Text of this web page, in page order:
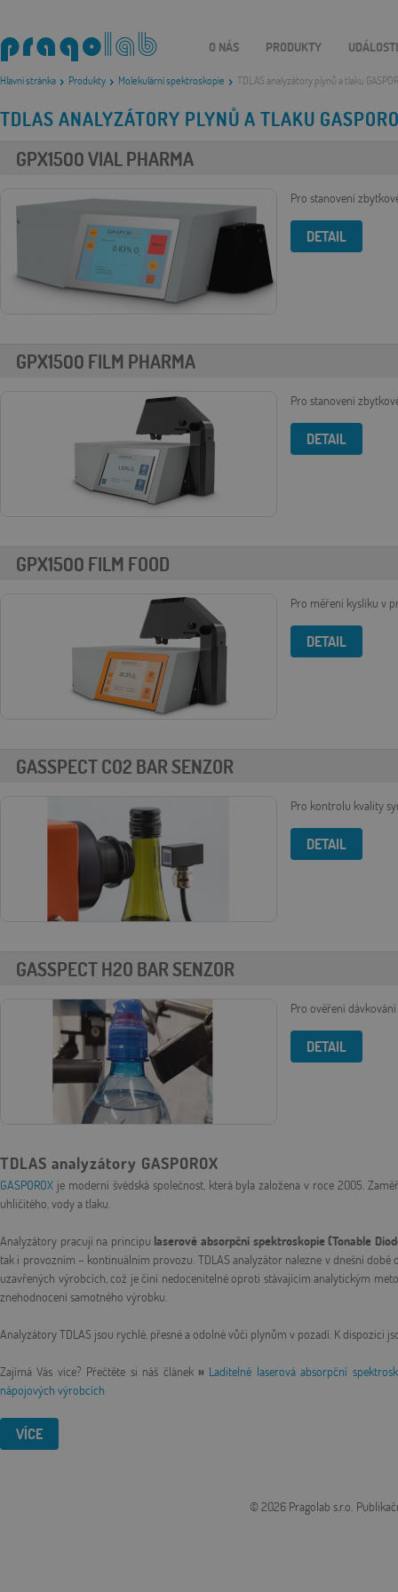
Hlavní stránka Produkty Molekulární spektroskopie TDLAS analyzátory plynů a tlaku
O NÁS PRODUKTY UDÁLOSTI
TDLAS ANALYZÁTORY PLYNŮ A TLAKU
GPX1500 VIAL PHARMA
Pro stanovení
DETAIL
GPX1500 FILM PHARMA
Pro stanovení
DETAIL
GPX1500 FILM FOOD
Pro měření kyslíku v
DETAIL
GASSPECT CO2 BAR SENZOR
Pro kontrolu kvality
DETAIL
GASSPECT H2O BAR SENZOR
Pro ověření
DETAIL
TDLAS analyzátory GASPOROX
GASPOROX je moderní švédská společnost, která byla založena v roce 2005.
uhličitého, vody a tlaku.
Analyzátory pracují na principu laserové absorpční spektroskopie (Tonable
tak i provozním – kontinuálním provozu. TDLAS analyzátor nalezne v dnešní
uzavřených výrobcích, což je činí nedocenitelné oproti stávajícím analytickým
znehodnocení samotného výrobku.
Analyzátory TDLAS jsou rychlé, přesné a odolné vůči plynům v pozadí. K dispozici
Zajímá Vás více? Přečtěte si náš článek» Laditelné laserová absorpční
nápojových výrobcích
VÍCE
© 2026 Pragolab s.r.o.